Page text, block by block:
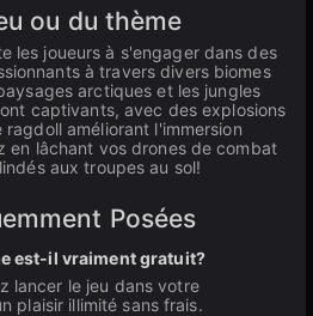
ou du thème
les joueurs à s'engager dans des
à travers divers biomes
arctiques et les jungles
captivants, avec des explosions
améliorant l'immersion
en lâchant vos drones de combat
aux troupes au sol!
Posées
est-il vraiment gratuit?
lancer le jeu dans votre
plaisir illimité sans frais.